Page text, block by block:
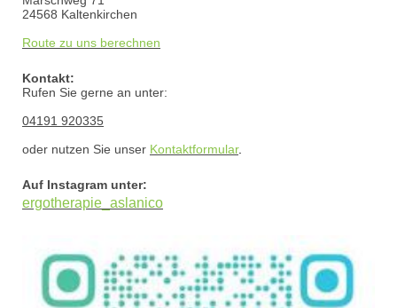
24568 Kaltenkirchen
Route zu uns berechnen
Kontakt:
Rufen Sie gerne an unter:
04191 920335
oder nutzen Sie unser Kontaktformular.
Auf Instagram unter:
ergotherapie_aslanico